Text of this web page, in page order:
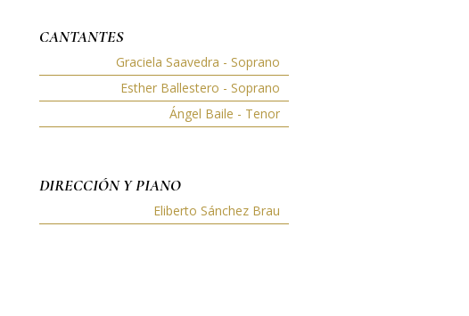
CANTANTES
Graciela Saavedra - Soprano
Esther Ballestero - Soprano
Ángel Baile - Tenor
DIRECCIÓN Y PIANO
Eliberto Sánchez Brau